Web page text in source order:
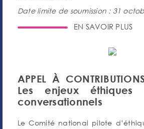
Date limite de soumission : 31
EN SAVOIR PLUS
APPEL À
Les enjeux éthiques
conversationnels
Le Comité national pilote